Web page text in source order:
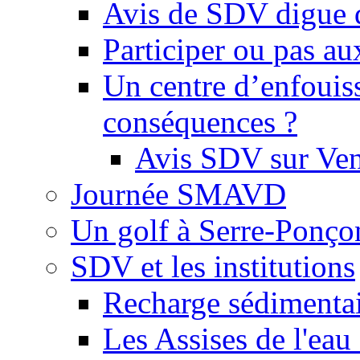
Avis de SDV digue
Participer ou pas
Un centre
conséquences ?
Avis SDV sur
Journée SMAVD
Un golf à Serre-
SDV et les institutions
Recharge
Les Assises de